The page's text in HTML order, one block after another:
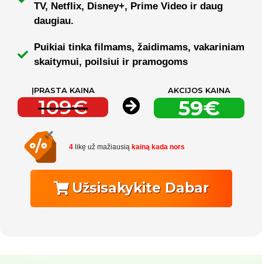
TV, Netflix, Disney+, Prime Video ir daug
daugiau.
Puikiai tinka filmams, žaidimams, vakariniam
skaitymui, poilsiui ir pramogoms
ĮPRASTA KAINA
109€
AKCIJOS KAINA
59€
4likę už mažiausią kainą kada nors
Užsisakykite Dabar